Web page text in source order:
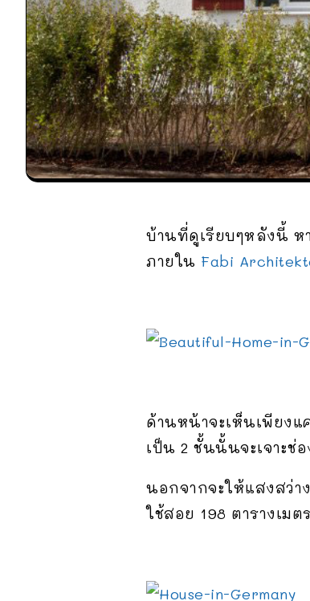
บ้านที่ดูเรียบๆหลังนี้ ห
ภายใน Fabi
ด้านหน้าจะเห็นเพียง
เป็น 2 ชั้นนั้นจะเจาะช่
นอกจากจะให้แสงสว่
ใช้สอย 198 ตารางเม